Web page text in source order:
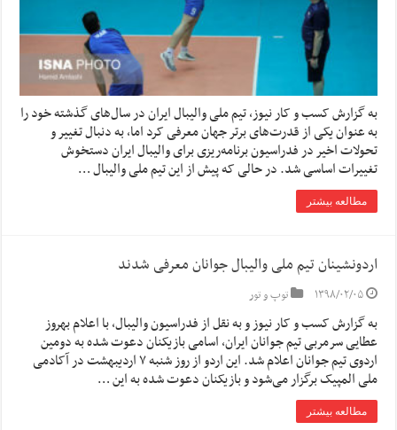
به گزارش کسب و کار نیوز، تیم ملی والیبال ایران در سال‌های گذشته خود را
به عنوان یکی از قدرت‌های برتر جهان معرفی کرد اما، به دنبال تغییر و
تحولات اخیر در فدراسیون برنامه‌ریزی برای والیبال ایران دستخوش
تغییرات اساسی شد. در حالی که پیش از این تیم ملی والیبال …
مطالعه بیشتر
اردونشینان تیم ملی والیبال جوانان معرفی شدند
۱۳۹۸/۰۲/۰۵ توپ و تور
به گزارش کسب و کار نیوز و به نقل از فدراسیون والیبال، با اعلام بهروز
عطایی سرمربی تیم جوانان ایران، اسامی بازیکنان دعوت شده به دومین
اردوی تیم جوانان اعلام شد. این اردو از روز شنبه ۷ اردیبهشت در آکادمی
ملی المپیک برگزار می‌شود و بازیکنان دعوت شده به این …
مطالعه بیشتر